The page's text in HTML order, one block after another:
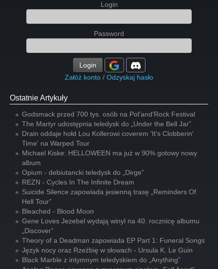
Login
Password
Login
Załóż konto / Odzyskaj hasło
Ostatnie Artykuły
Godsmack przed 700 tys. osób na Pol'and'Rock Festival
The Martyr udostępnia teledysk do „Under the Bell Jar”
Drain oddaje hołd Lou Kollerowi coverem 'It's Clobberin'
Time' na Warped Tour
Michael Kiske: HELLOWEEN ma już w 90% gotowy nowy
album
Opium - debiutancki teledysk do „Dirge”
REZN - Cycles In The Infinite Dream
Suicide Silence zapowiada jesienną trasę „Reminders Of
Hell Tour”
Bleached - Blood Moon
Gene Loves Jezebel wydają winyl na 40. rocznicę albumu
„Discover”
Theory of a Deadman zapowiada EP Part 1: Funeral Songs
Język nocy oraz Rzeźbię w słowach - Ursula K. Le Guin
Black Marble z intymnym teledyskiem do „Anything”